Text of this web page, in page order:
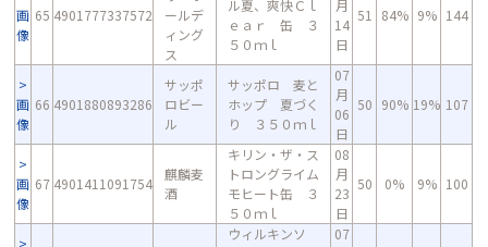
画
像
65 4901777337572
ールデ
ィング
ス
ル夏、爽快Ｃｌ
ｅａｒ 缶 ３
５０ｍｌ
月
14
日
51 84% 9% 144
画
像
66 4901880893286
サッポ
ロビー
ル
サッポロ 麦と
ホップ 夏づく
り ３５０ｍｌ
07
月
06
日
50 90% 19% 107
画
像
67 4901411091754
麒麟麦
酒
キリン・ザ・ス
トロングライム
モヒート缶 ３
５０ｍｌ
08
月
23
日
50 0% 9% 100
ウィルキンソ
07